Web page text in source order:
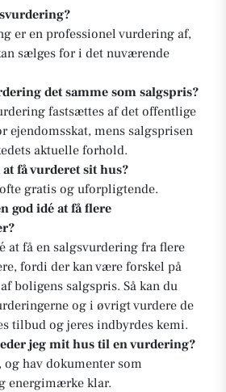
er en professionel vurdering af,
sælges for i det nuværende
det samme som salgspris?
fastsættes af det offentlige
ejendomsskat, mens salgsprisen
aktuelle forhold.
få vurderet sit hus?
gratis og uforpligtende.
god idé at få flere
at få en salgsvurdering fra flere
fordi der kan være forskel på
boligens salgspris. Så kan du
og i øvrigt vurdere de
tilbud og jeres indbyrdes kemi.
jeg mit hus til en vurdering?
og hav dokumenter som
energimærke klar.